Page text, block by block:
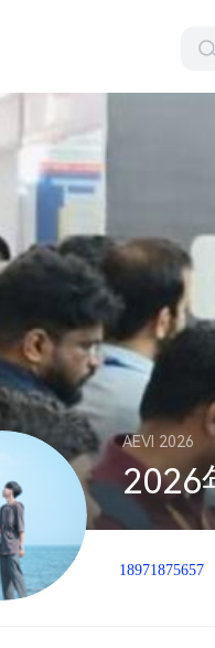
AEVI 2026
2026
18971875657